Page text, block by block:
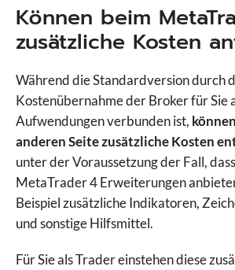
Können beim
zusätzliche Kosten
Während die Standardversion durch
Kostenübernahme der Broker für Sie
Aufwendungen verbunden ist,
anderen Seite zusätzliche Kosten
unter der Voraussetzung der Fall,
MetaTrader 4 Erweiterungen
Beispiel zusätzliche Indikatoren,
und sonstige Hilfsmittel.
Für Sie als Trader einstehen diese